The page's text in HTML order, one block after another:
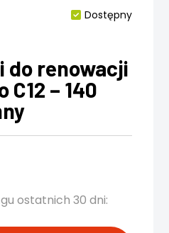
Dostępny
do renowacji
– 140
ostatnich 30 dni: